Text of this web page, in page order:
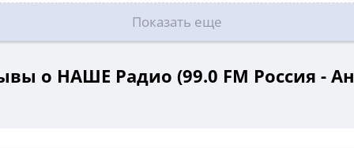
Показать еще
о НАШЕ Радио (99.0 FM Россия -